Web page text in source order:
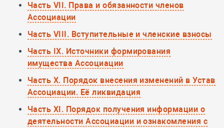
Часть VII. Права и обязанности членов
Ассоциации
Часть VIII. Вступительные и членские взносы
Часть IX. Источники формирования
имущества Ассоциации
Часть X. Порядок внесения изменений в Устав
Ассоциации. Её ликвидация
Часть XI. Порядок получения информации о
деятельности Ассоциации и ознакомления с